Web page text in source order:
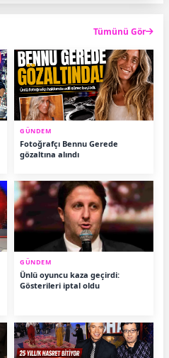
Tümünü Gör
GÜNDEM
Fotoğrafçı Bennu Gerede
gözaltına alındı
GÜNDEM
Ünlü oyuncu kaza geçirdi:
Gösterileri iptal oldu